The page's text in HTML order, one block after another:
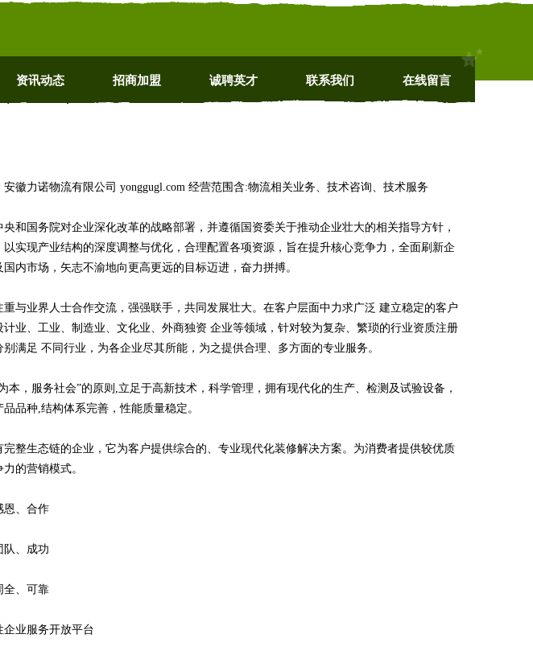
资讯动态 招商加盟 诚聘英才 联系我们 在线留言
徽力诺物流有限公司 yonggugl.com 经营范围含:物流相关业务、技术咨询、技术服务
和国务院对企业深化改革的战略部署，并遵循国资委关于推动企业壮大的相关指导方针，
实现产业结构的深度调整与优化，合理配置各项资源，旨在提升核心竞争力，全面刷新企
内市场，矢志不渝地向更高更远的目标迈进，奋力拼搏。
与业界人士合作交流，强强联手，共同发展壮大。在客户层面中力求广泛 建立稳定的客户
业、工业、制造业、文化业、外商独资 企业等领域，针对较为复杂、繁琐的行业资质注册
满足 不同行业，为各企业尽其所能，为之提供合理、多方面的专业服务。
本，服务社会”的原则,立足于高新技术，科学管理，拥有现代化的生产、检测及试验设备，
品种,结构体系完善，性能质量稳定。
整生态链的企业，它为客户提供综合的、专业现代化装修解决方案。为消费者提供较优质
的营销模式。
恩、合作
队、成功
全、可靠
业服务开放平台